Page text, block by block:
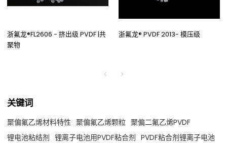
浙氟龙®FL2606 - 挤出级 PVDF |共
聚物
浙氟龙® PVDF 2013- 模压级
关键词
聚偏氟乙烯材料特性 聚偏氟乙烯颗粒 聚偏二氟乙烯PVDF
锂电池粘结剂 锂离子电池用PVDF粘合剂 PVDF粘合剂锂离子电池